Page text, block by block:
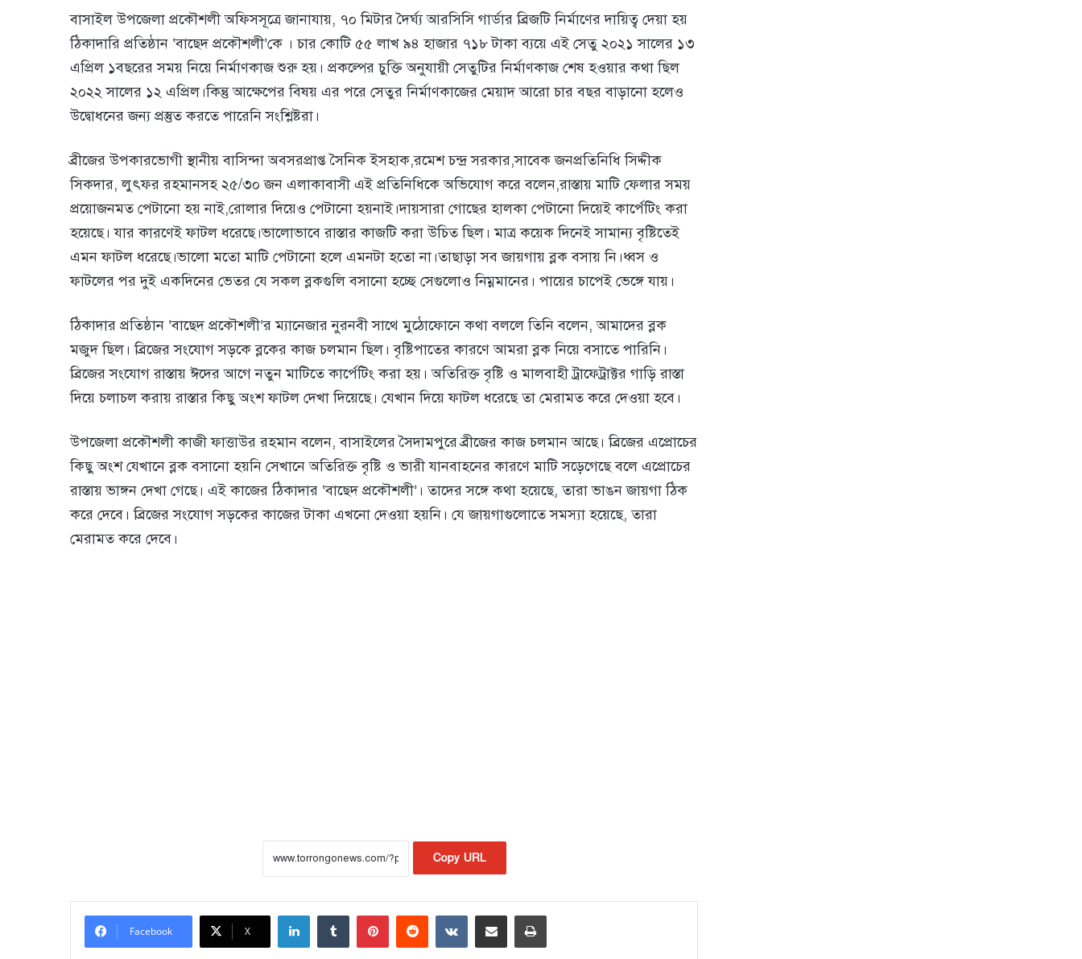
বাসাইল উপজেলা প্রকৌশলী অফিসসূত্রে জানাযায়, ৭০ মিটার দৈর্ঘ্য আরসিসি গার্ডার ব্রিজটি নির্মাণের দায়িত্ব দেয়া হয়
ঠিকাদারি প্রতিষ্ঠান ‘বাছেদ প্রকৌশলী’কে । চার কোটি ৫৫ লাখ ৯৪ হাজার ৭১৮ টাকা ব্যয়ে এই সেতু ২০২১ সালের ১৩
এপ্রিল ১বছরের সময় নিয়ে নির্মাণকাজ শুরু হয়। প্রকল্পের চুক্তি অনুযায়ী সেতুটির নির্মাণকাজ শেষ হওয়ার কথা ছিল
২০২২ সালের ১২ এপ্রিল।কিন্তু আক্ষেপের বিষয় এর পরে সেতুর নির্মাণকাজের মেয়াদ আরো চার বছর বাড়ানো হলেও
উদ্বোধনের জন্য প্রস্তুত করতে পারেনি সংশ্লিষ্টরা।
ব্রীজের উপকারভোগী স্থানীয় বাসিন্দা অবসরপ্রাপ্ত সৈনিক ইসহাক,রমেশ চন্দ্র সরকার,সাবেক জনপ্রতিনিধি সিদ্দীক
সিকদার, লুৎফর রহমানসহ ২৫/৩০ জন এলাকাবাসী এই প্রতিনিধিকে অভিযোগ করে বলেন,রাস্তায় মাটি ফেলার সময়
প্রয়োজনমত পেটানো হয় নাই,রোলার দিয়েও পেটানো হয়নাই।দায়সারা গোছের হালকা পেটানো দিয়েই কার্পেটিং করা
হয়েছে। যার কারণেই ফাটল ধরেছে।ভালোভাবে রাস্তার কাজটি করা উচিত ছিল। মাত্র কয়েক দিনেই সামান্য বৃষ্টিতেই
এমন ফাটল ধরেছে।ভালো মতো মাটি পেটানো হলে এমনটা হতো না।তাছাড়া সব জায়গায় ব্লক বসায় নি।ধ্বস ও
ফাটলের পর দুই একদিনের ভেতর যে সকল ব্লকগুলি বসানো হচ্ছে সেগুলোও নিম্নমানের। পায়ের চাপেই ভেঙ্গে যায়।
ঠিকাদার প্রতিষ্ঠান ‘বাছেদ প্রকৌশলী’র ম্যানেজার নুরনবী সাথে মুঠোফোনে কথা বললে তিনি বলেন, আমাদের ব্লক
মজুদ ছিল। ব্রিজের সংযোগ সড়কে ব্লকের কাজ চলমান ছিল। বৃষ্টিপাতের কারণে আমরা ব্লক নিয়ে বসাতে পারিনি।
ব্রিজের সংযোগ রাস্তায় ঈদের আগে নতুন মাটিতে কার্পেটিং করা হয়। অতিরিক্ত বৃষ্টি ও মালবাহী ট্রাফেট্রাক্টর গাড়ি রাস্তা
দিয়ে চলাচল করায় রাস্তার কিছু অংশ ফাটল দেখা দিয়েছে। যেখান দিয়ে ফাটল ধরেছে তা মেরামত করে দেওয়া হবে।
উপজেলা প্রকৌশলী কাজী ফাত্তাউর রহমান বলেন, বাসাইলের সৈদামপুরে ব্রীজের কাজ চলমান আছে। ব্রিজের এপ্রোচের
কিছু অংশ যেখানে ব্লক বসানো হয়নি সেখানে অতিরিক্ত বৃষ্টি ও ভারী যানবাহনের কারণে মাটি সড়েগেছে বলে এপ্রোচের
রাস্তায় ভাঙ্গন দেখা গেছে। এই কাজের ঠিকাদার ‘বাছেদ প্রকৌশলী’। তাদের সঙ্গে কথা হয়েছে, তারা ভাঙন জায়গা ঠিক
করে দেবে। ব্রিজের সংযোগ সড়কের কাজের টাকা এখনো দেওয়া হয়নি। যে জায়গাগুলোতে সমস্যা হয়েছে, তারা
মেরামত করে দেবে।
Copy URL
Facebook X
LinkedIn VKontakte